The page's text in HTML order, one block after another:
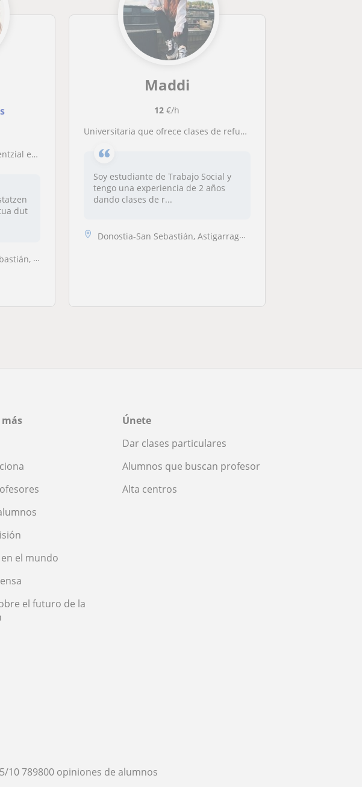
ntzat
dut
Pasaia
Maddi
12 €/h
Universitaria que ofrece clases de refuerzo tanto para niños/as de primaria como de la ESO en Donostia
Soy estudiante de Trabajo Social y
tengo una experiencia de 2 años
dando clases de r...
Donostia-San Sebastián, Astigarraga, Lasarte-Oria
más
el mundo
el futuro de la
Únete
Dar clases particulares
Alumnos que buscan profesor
Alta centros
10789800 opiniones de alumnos